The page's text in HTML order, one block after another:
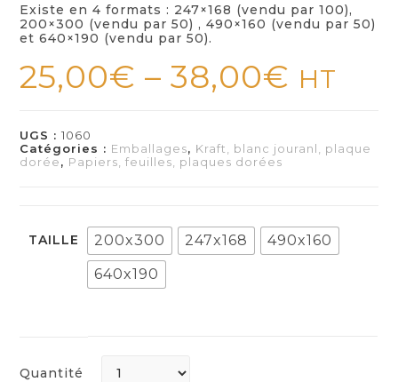
Existe en 4 formats : 247×168 (vendu par 100),
200×300 (vendu par 50) , 490×160 (vendu par 50)
et 640×190 (vendu par 50).
25,00€ –38,00€ HT
UGS :1060
Catégories : Emballages, Kraft, blanc jouranl, plaque
dorée, Papiers, feuilles, plaques dorées
TAILLE 200x300 247x168
490x160
640x190
Quantité